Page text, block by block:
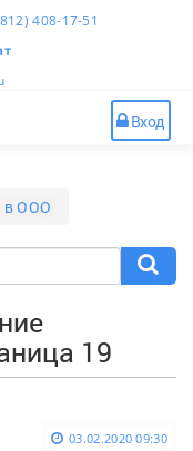
408-17-51
Вход
в ООО
19
03.02.2020 09:30